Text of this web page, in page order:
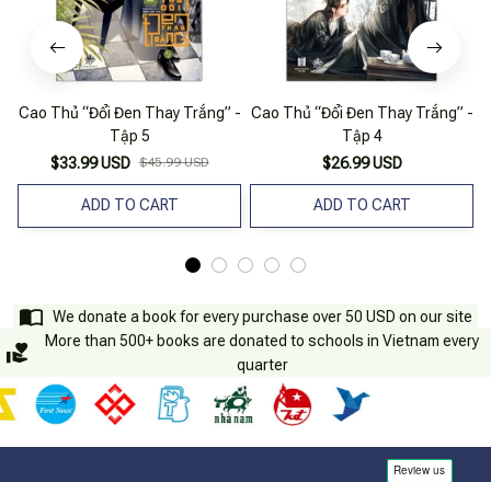
Cao Thủ “Đổi Đen Thay Trắng” -
Tập 5
$33.99 USD $45.99 USD
ADD TO CART
Cao Thủ “Đổi Đen Thay Trắng” -
Tập 4
$26.99 USD
ADD TO CART
We donate a book for every purchase over 50 USD on our site
More than 500+ books are donated to schools in Vietnam every
quarter